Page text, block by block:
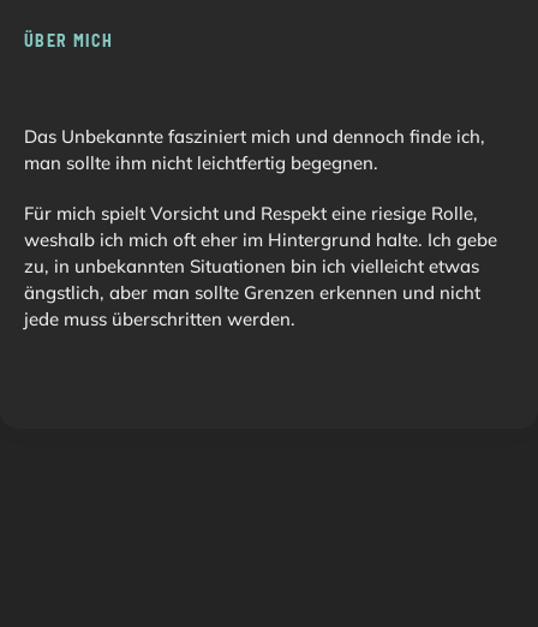
ÜBER MICH
Das Unbekannte fasziniert mich und dennoch finde ich,
man sollte ihm nicht leichtfertig begegnen.
Für mich spielt Vorsicht und Respekt eine riesige Rolle,
weshalb ich mich oft eher im Hintergrund halte. Ich gebe
zu, in unbekannten Situationen bin ich vielleicht etwas
ängstlich, aber man sollte Grenzen erkennen und nicht
jede muss überschritten werden.